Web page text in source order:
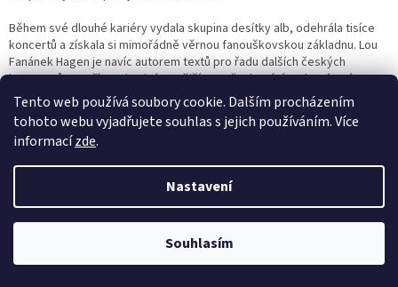
Tento web používá soubory cookie. Dalším procházením
tohoto webu vyjadřujete souhlas s jejich používáním. Více
informacízde.
Nastavení
Souhlasím
r
v
k
y
v
ý
p
s
Během své dlouhé kariéry vydala skupina desítky alb, odehrála tisíce
koncertů a získala si mimořádně věrnou fanouškovskou základnu. Lou
Fanánek Hagen je navíc autorem textů pro řadu dalších českých
interpretů a patří mezi nejvýraznější textaře domácí rockové scény.
V této kategorii naleznete originální hudební nosiče skupiny
Tři sestry
sólové projekty Lou Fanánka Hagena . Nabídka může zahrnovat
studiová alba, koncertní nahrávky, výběry největších hitů, kompilace,
reedice i další vydání na CD, LP deskách nebo DVD. Sortiment se
průběžně mění podle aktuálně dostupných titulů, takže se zde mohou
Tři sestry, Lou Fanánek Hagen
všem příznivcům českého punk rocku, rocku a hudebního humoru, kteří